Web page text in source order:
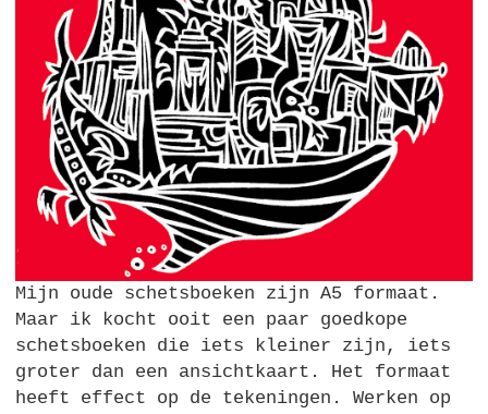
Mijn oude schetsboeken zijn A5 formaat.
Maar ik kocht ooit een paar goedkope
schetsboeken die iets kleiner zijn, iets
groter dan een ansichtkaart. Het formaat
heeft effect op de tekeningen. Werken op